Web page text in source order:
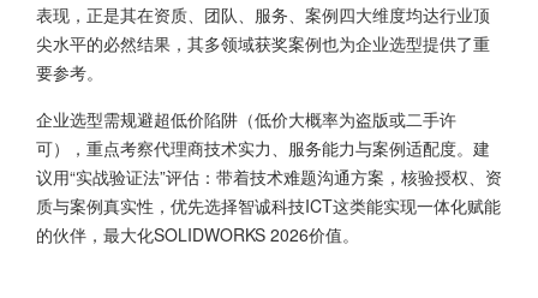
表现，正是其在资质、团队、服务、案例四大维度均达行业顶
尖水平的必然结果，其多领域获奖案例也为企业选型提供了重
要参考。
企业选型需规避超低价陷阱（低价大概率为盗版或二手许
可），重点考察代理商技术实力、服务能力与案例适配度。建
议用“实战验证法”评估：带着技术难题沟通方案，核验授权、资
质与案例真实性，优先选择智诚科技ICT这类能实现一体化赋能
的伙伴，最大化SOLIDWORKS 2026价值。